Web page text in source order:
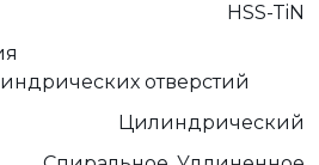
HSS-TiN
отверстий
Цилиндрический